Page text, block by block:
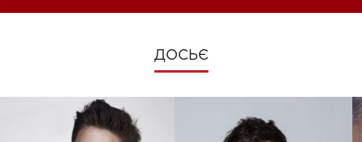
ДОСЬЄ